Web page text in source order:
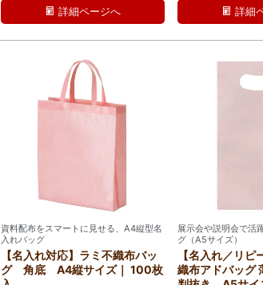
詳細ページへ 詳細
資料配布をスマートに見せる、A4縦型名
入れバッグ
【名入れ対応】ラミ不織布バッ
グ 角底 A4縦サイズ｜ 100枚
展示会や説明会で活
グ（A5サイズ）
【名入れ／リピ
織布アドバッグ